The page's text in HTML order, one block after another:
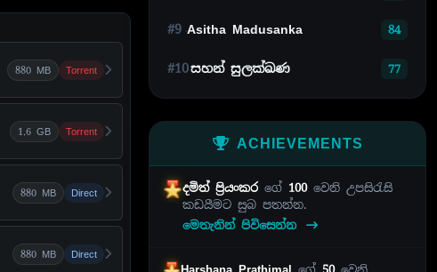
880 MB Torrent
1.6 GB Torrent
880 MB Direct
880 MB Direct
#9 Asitha Madusanka 84
#10සහන් සුලක්ඛණ 77
ACHIEVEMENTS
දමිත් ප්‍රියංකර ගේ 100වෙනි උපසිරැසි
කඩයීමට සුබ පතන්න.
මෙතැනින් පිවිසෙන්න